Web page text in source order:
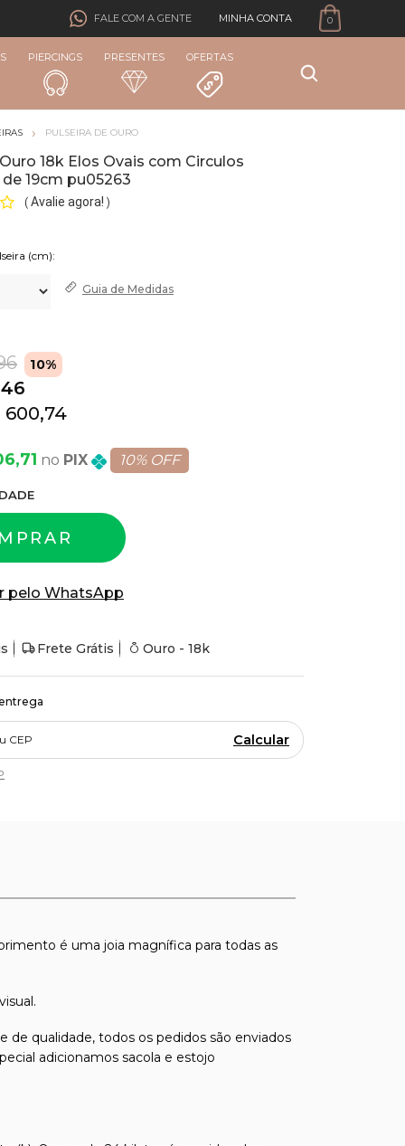
FALE COM A GENTE MINHA CONTA 0
PIERCINGS PRESENTES OFERTAS
PULSEIRA DE OURO
18k Elos Ovais com Circulos
19cm pu05263
( Avalie agora! )
Guia de Medidas
10%
600,74
PIX 10% OFF
pelo WhatsApp
Frete Grátis Ouro - 18k
Calcular
é uma joia magnífica para todas as
de qualidade, todos os pedidos são enviados
adicionamos sacola e estojo